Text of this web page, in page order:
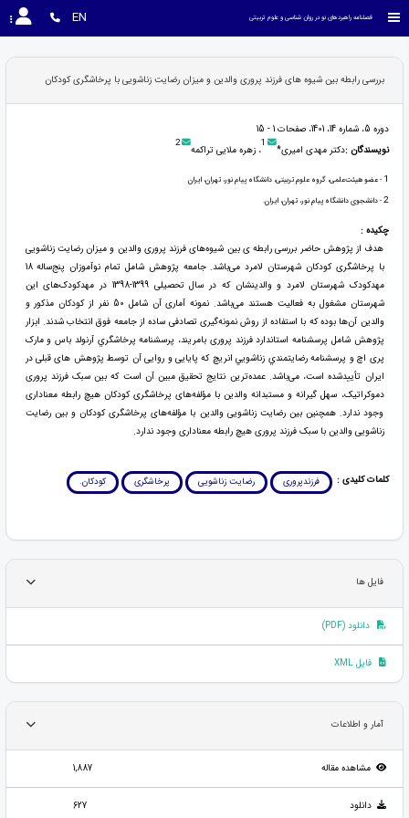
فصلنامه راهبردهای نو در روان شناسی و علوم تربیتی EN
بررسی رابطه بین شیوه های فرزند پروری والدین و میزان رضایت زناشویی با پرخاشگری کودکان
دوره 5، شماره 14، 1401، صفحات 1 - 15
نویسندگان :دکتر مهدی امیری* 1، زهره ملایی تراکمه 2
1 - عضو هیئت‌علمی، گروه علوم تربیتی، دانشگاه پیام نور، تهران، ایران
2- دانشجوی دانشگاه پیام نور، تهران، ایران.
چکیده :
هدف از پژوهش حاضر بررسی رابطه ی بین شیوه‌های فرزند پروری والدین و میزان رضایت زناشویی
با پرخاشگری کودکان شهرستان لامرد می‌باشد. جامعه پژوهش شامل تمام نوآموزان پنج‌ساله 18
مهدکودک شهرستان لامرد و والدینشان‌ که در سال تحصیلی 1399-1398 در مهدکودک‌های این
شهرستان مشغول به فعالیت هستند می‌باشد. نمونه آماری آن شامل 50 نفر از کودکان مذکور و
والدین آن‌ها بوده که با استفاده از روش نمونه‌گیری تصادفی ساده از جامعه فوق انتخاب شدند. ابزار
پژوهش شامل پرسشنامه استاندارد فرزند پروری بامریند، پرسشنامه پرخاشگري آرنولد باس و مارک
پری اچ و پرسشنامه رضايتمندي زناشويي انريچ که پایایی و روایی آن توسط پژوهش های قبلی در
ایران تأییدشده است، می‌باشد. عمده‌ترین نتایج تحقیق مبین آن است که بین سبک فرزند پروری
دموکراتیک، سهل گیرانه و مستبدانه والدین با مؤلفه‌های پرخاشگری کودکان هیچ رابطه معناداری
وجود ندارد. همچنین بین رضایت زناشویی والدین با مؤلفه‌های پرخاشگری کودکان و بین رضایت
زناشویی والدین با سبک فرزند پروری هیچ رابطه معناداری وجود ندارد.
کلمات کلیدی : فرزندپروری رضایت زناشویی پرخاشگری کودکان.
فایل ها
دانلود (PDF)
فایل XML
آمار و اطلاعات
مشاهده مقاله 1,887
دانلود 627